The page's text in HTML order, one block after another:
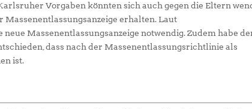
Vorgaben könnten sich auch gegen die Eltern
Massenentlassungsanzeige erhalten. Laut
Massenentlassungsanzeige notwendig. Zudem habe
dass nach der Massenentlassungsrichtlinie als
ist.